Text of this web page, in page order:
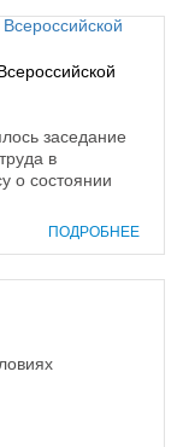
заседание
в
о состоянии
ПОДРОБНЕЕ